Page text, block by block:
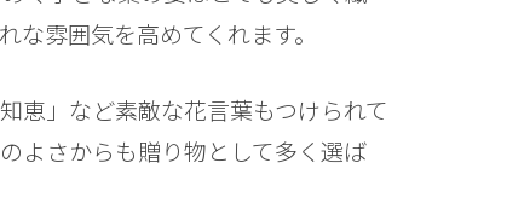
雰囲気を高めてくれます。
恵」など素敵な花言葉もつけられて
よさからも贈り物として多く選ば